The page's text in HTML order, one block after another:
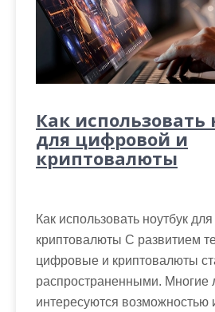
Как использовать
для цифровой и
криптовалюты
Как использовать ноутбук
криптовалюты С развитием
цифровые и криптовалюты
распространенными. Многие
интересуются возможностью